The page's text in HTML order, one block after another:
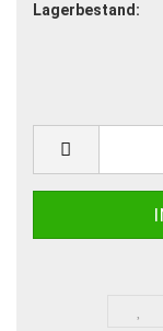
Lagerbestand: